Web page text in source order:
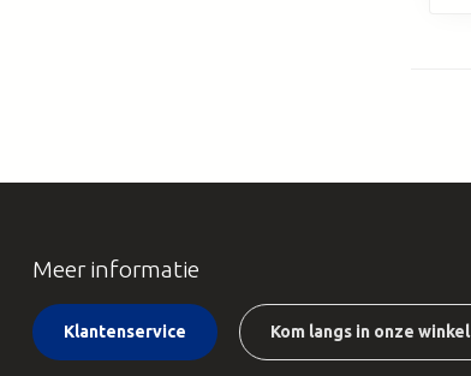
Meer informatie
Klantenservice Kom langs in onze winkel